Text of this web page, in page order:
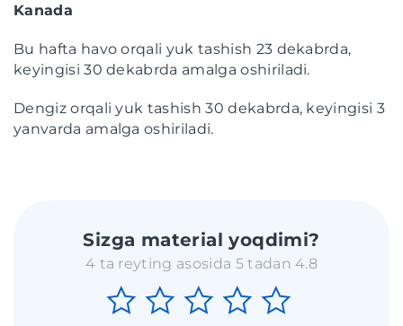
Kanada
Bu hafta havo orqali yuk tashish 23 dekabrda,
keyingisi 30 dekabrda amalga oshiriladi.
Dengiz orqali yuk tashish 30 dekabrda, keyingisi 3
yanvarda amalga oshiriladi.
Sizga material yoqdimi?
4 ta reyting asosida 5 tadan 4.8